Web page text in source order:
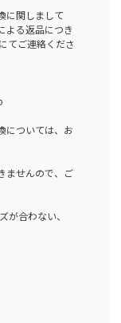
に関しまして
よる返品につき
てご連絡くださ
については、お
ませんので、ご
が合わない、